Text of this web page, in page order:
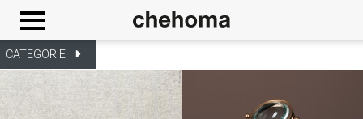
CATEGORIE
Cookies management panel